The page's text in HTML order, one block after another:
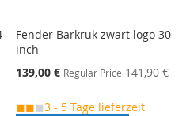
Fender Barkruk zwart logo 30
inch
Special
139,00 € Regular Price 141,90 €
◼◼◼3 - 5 Tage lieferzeit